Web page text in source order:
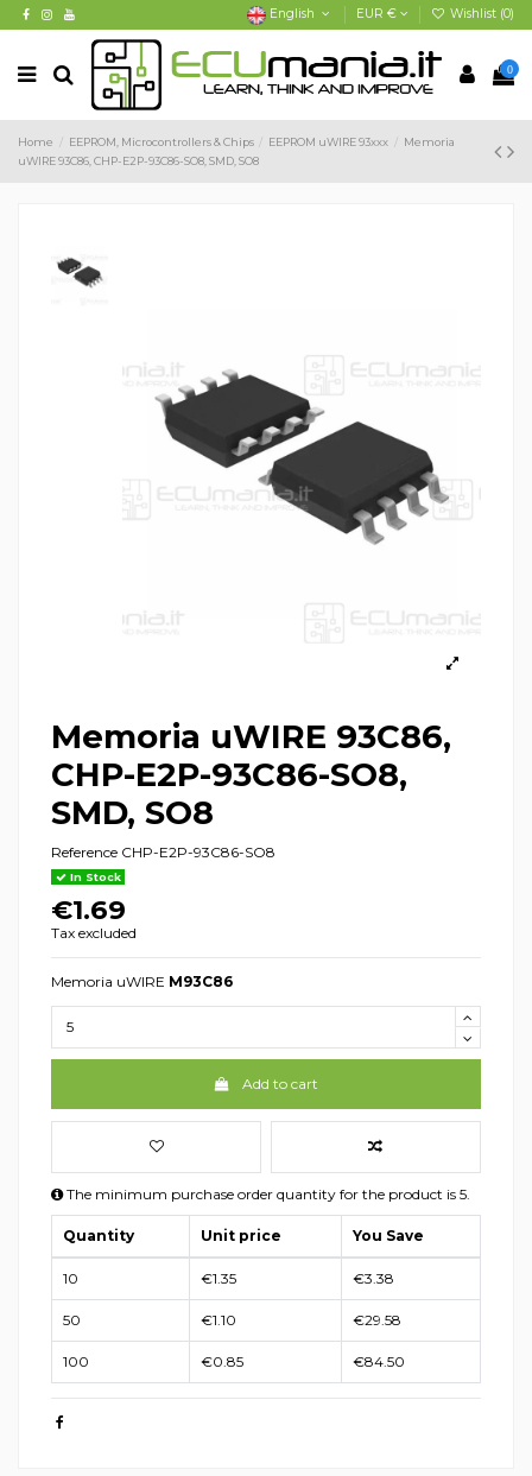
English EUR € Wishlist (0)
0
Home EEPROM, Microcontrollers & Chips EEPROM uWIRE 93xxx
Memoria
uWIRE 93C86, CHP-E2P-93C86-SO8, SMD, SO8
Memoria uWIRE 93C86,
CHP-E2P-93C86-SO8,
SMD, SO8
Reference CHP-E2P-93C86-SO8
In Stock
€1.69
Tax excluded
Memoria uWIRE M93C86
Add to cart
The minimum purchase order quantity for the product is 5.
Quantity Unit price You Save
10 €1.35 €3.38
50 €1.10 €29.58
100 €0.85 €84.50